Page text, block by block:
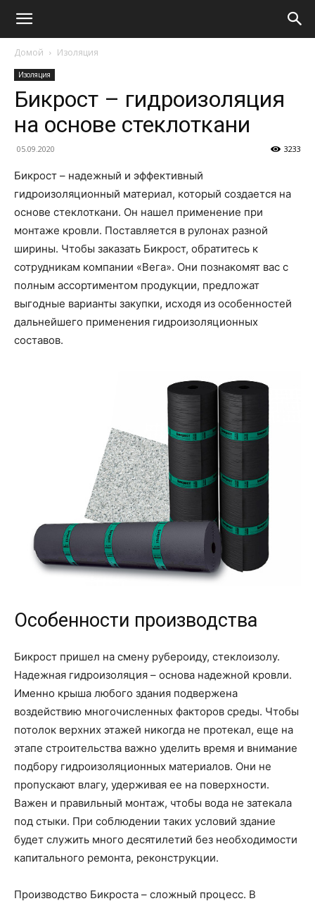
Домой Изоляция
Изоляция
Бикрост – гидроизоляция
на основе стеклоткани
05.09.2020 3233
Бикрост – надежный и эффективный
гидроизоляционный материал, который создается на
основе стеклоткани. Он нашел применение при
монтаже кровли. Поставляется в рулонах разной
ширины. Чтобы заказать Бикрост, обратитесь к
сотрудникам компании «Вега». Они познакомят вас с
полным ассортиментом продукции, предложат
выгодные варианты закупки, исходя из особенностей
дальнейшего применения гидроизоляционных
составов.
Особенности производства
Бикрост пришел на смену рубероиду, стеклоизолу.
Надежная гидроизоляция – основа надежной кровли.
Именно крыша любого здания подвержена
воздействию многочисленных факторов среды. Чтобы
потолок верхних этажей никогда не протекал, еще на
этапе строительства важно уделить время и внимание
подбору гидроизоляционных материалов. Они не
пропускают влагу, удерживая ее на поверхности.
Важен и правильный монтаж, чтобы вода не затекала
под стыки. При соблюдении таких условий здание
будет служить много десятилетий без необходимости
капитального ремонта, реконструкции.
Производство Бикроста – сложный процесс. В